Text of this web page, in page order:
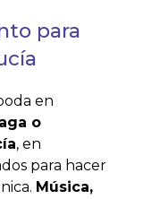
para
en
o
, en
para hacer
Música,